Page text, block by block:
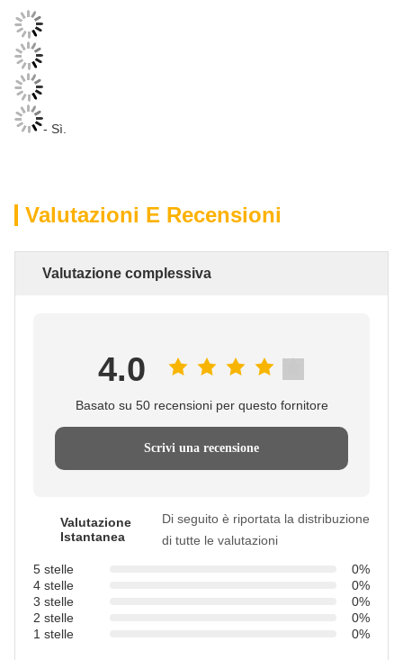
- Sì.
Valutazioni E Recensioni
Valutazione complessiva
4.0
Basato su 50 recensioni per questo fornitore
Scrivi una recensione
Valutazione
Istantanea
Di seguito è riportata la distribuzione
di tutte le valutazioni
5 stelle
0%
4 stelle
0%
3 stelle
0%
2 stelle
0%
1 stelle
0%